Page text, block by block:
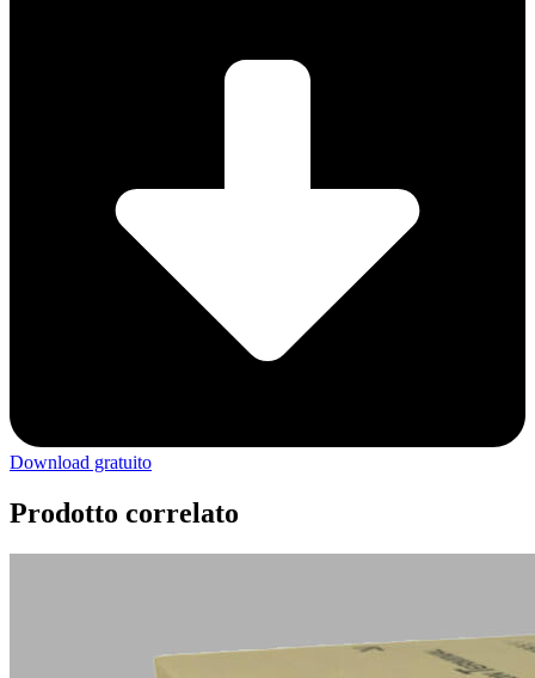
Download gratuito
Prodotto correlato